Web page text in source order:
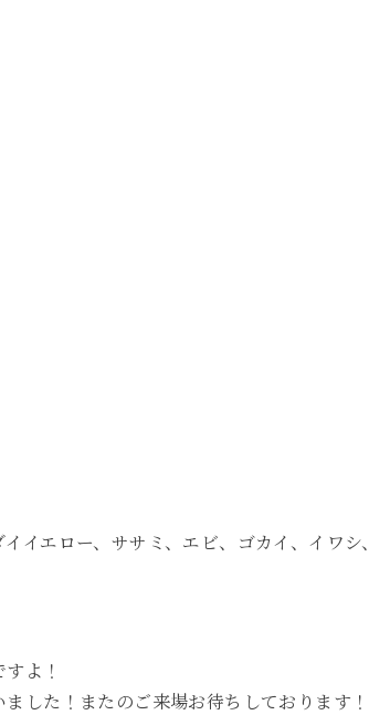
イエロー、ササミ、エビ、ゴカイ、イワ
よ！
した！またのご来場お待ちしております！